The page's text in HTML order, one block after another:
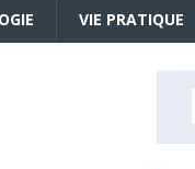
VIE PRATIQUE